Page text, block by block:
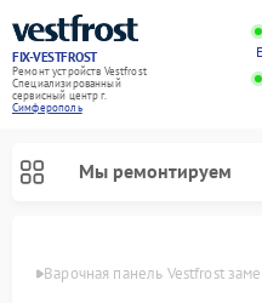
FIX-VESTFROST
Ремонт устройств Vestfrost
Специализированный
cервисный центр г.
Симферополь
Мы ремонтируем
Варочная панель Vestfrost